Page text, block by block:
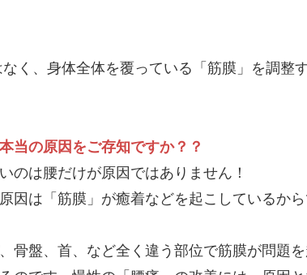
く、身体全体を覆っている「筋膜」を調整
当の原因をご存知ですか？？
のは腰だけが原因ではありません！
因は「筋膜」が癒着などを起こしているから
骨盤、首、など全く違う部位で筋膜が問題